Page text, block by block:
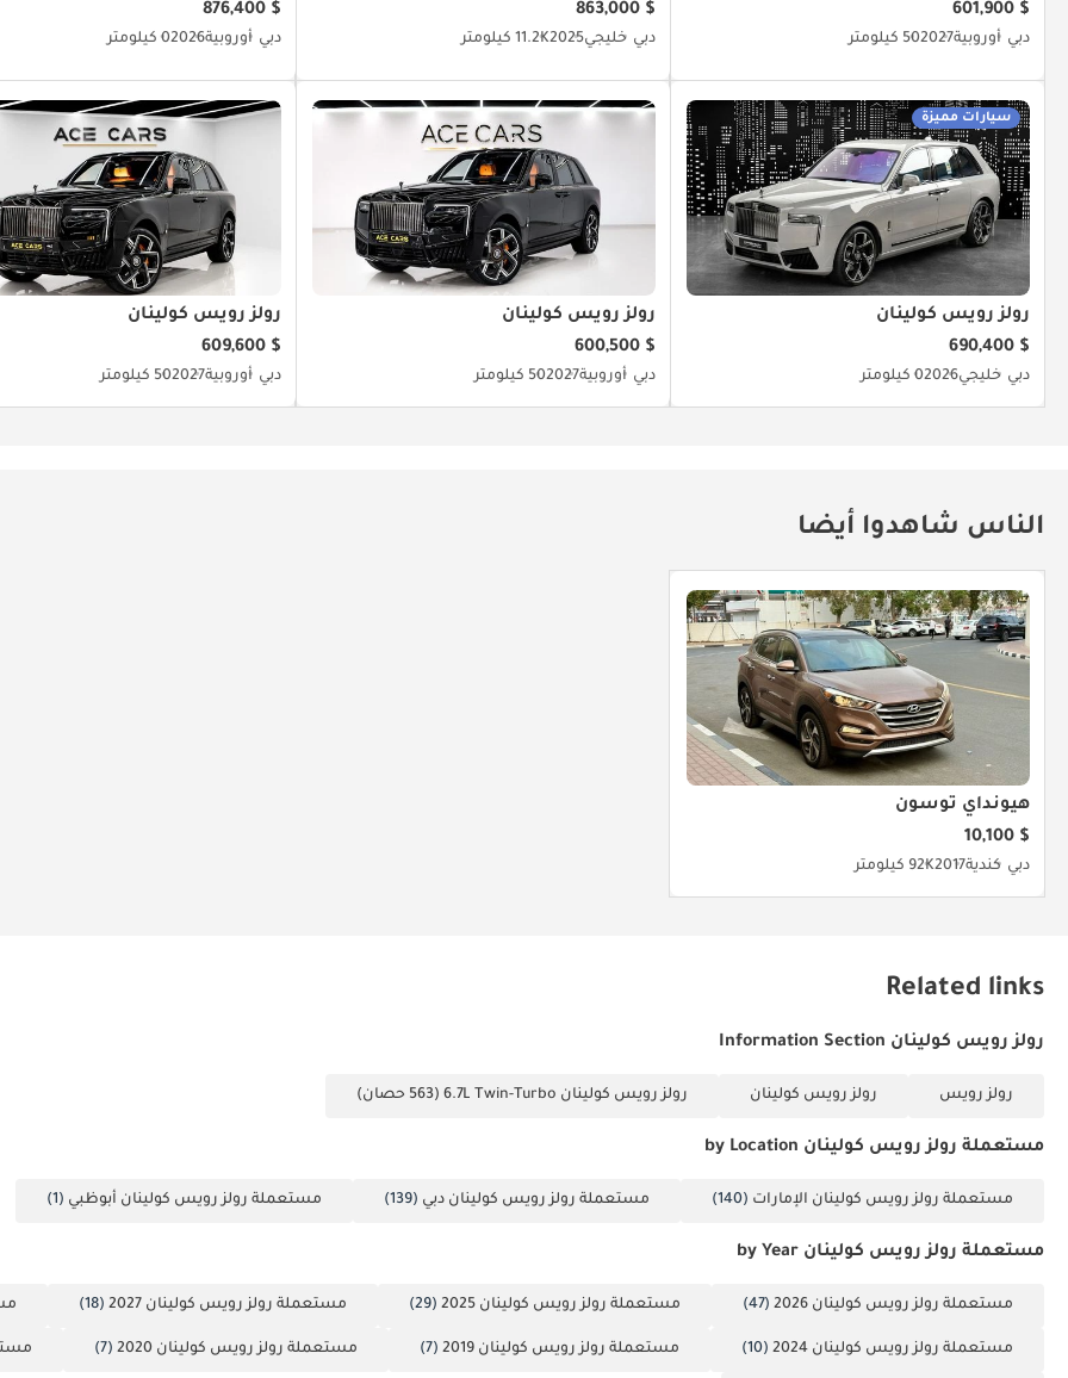
$ 601,900
دبي أوروبية202750 كيلومتر
$ 863,000
دبي خليجي202511.2K كيلومتر
$ 876,400
دبي أوروبية20260 كيلومتر
سيارات مميزة
رولز رويس كولينان
$ 690,400
دبي خليجي20260 كيلومتر
رولز رويس كولينان
$ 600,500
دبي أوروبية202750 كيلومتر
رولز رويس كولينان
$ 609,600
دبي أوروبية202750 كيلومتر
الناس شاهدوا أيضا
هيونداي توسون
$ 10,100
دبي كندية201792K كيلومتر
Related links
رولز رويس كولينان Information Section
رولز رويس رولز رويس كولينان رولز رويس كولينان 6.7L Twin-Turbo (563 حصان)
مستعملة رولز رويس كولينان by Location
مستعملة رولز رويس كولينان الإمارات (140) مستعملة رولز رويس كولينان دبي (139) مستعملة رولز رويس كولينان أبوظبي (1)
مستعملة رولز رويس كولينان by Year
مستعملة رولز رويس كولينان 2026 (47) مستعملة رولز رويس كولينان 2025 (29) مستعملة رولز رويس كولينان 2027 (18)
مستعملة رولز رويس كولينان 2024 (10) مستعملة رولز رويس كولينان 2019 (7) مستعملة رولز رويس كولينان 2020 (7)